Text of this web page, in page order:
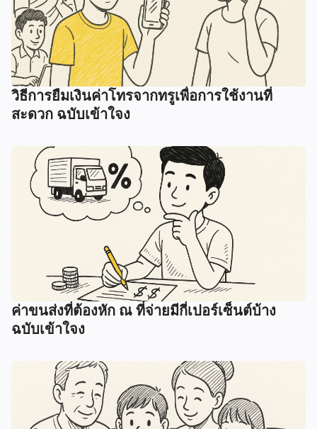
วิธีการยืมเงินค่าโทรจากทรูเพื่อการใช้งานที่
สะดวก ฉบับเข้าใจง
ค่าขนส่งที่ต้องหัก ณ ที่จ่ายมีกี่เปอร์เซ็นต์บ้าง
ฉบับเข้าใจง